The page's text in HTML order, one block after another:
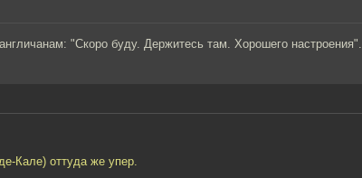
"Скоро буду. Держитесь там. Хорошего настроения".
Кале) оттуда же упер.